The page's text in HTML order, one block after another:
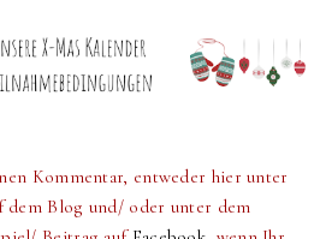
Kommentar, entweder hier unter
dem Blog und/ oder unter dem